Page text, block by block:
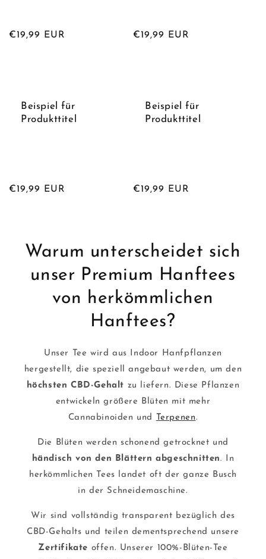
e
Normaler
€19,99 EUR
Normaler
€19,99 EUR
Beispiel für
Produkttitel
Normaler
€19,99 EUR
Beispiel für
Produkttitel
Normaler
€19,99 EUR
Warum unterscheidet sich
unser Premium Hanftees
von herkömmlichen
Hanftees?
Unser Tee wird aus Indoor Hanfpflanzen
hergestellt, die speziell angebaut werden, um den
höchsten CBD-Gehalt zu liefern. Diese Pflanzen
entwickeln größere Blüten mit mehr
Cannabinoiden und Terpenen.
Die Blüten werden schonend getrocknet und
händisch von den Blättern abgeschnitten. In
herkömmlichen Tees landet oft der ganze Busch
in der Schneidemaschine.
Wir sind vollständig transparent bezüglich des
CBD-Gehalts und teilen dementsprechend unsere
Zertifikate offen. Unserer 100%-Blüten-Tee